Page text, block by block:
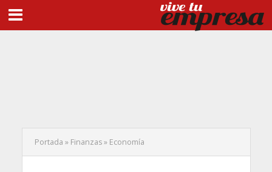
Portada » Finanzas» Economía